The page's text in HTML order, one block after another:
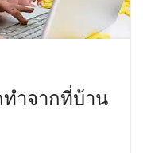
ำจากที่บ้าน